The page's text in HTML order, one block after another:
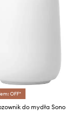
OFF*
do mydła Sono